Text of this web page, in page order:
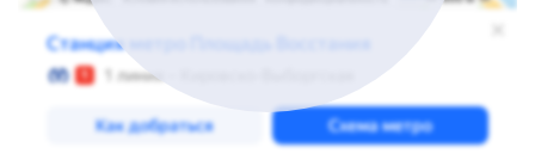
документы, включая лицензии и контракты с
поставщиками. Продуктовый магазин готов к
переходу новым владельцам, обеспечивая
продолжение успешного ведения бизнеса без
значительных временных затрат на реорганизацию.